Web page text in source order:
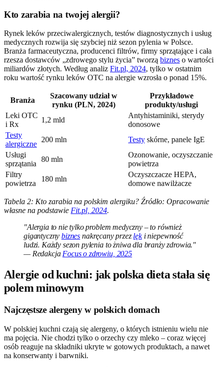
Kto zarabia na twojej alergii?
Rynek leków przeciwalergicznych, testów diagnostycznych i usług
medycznych rozwija się szybciej niż sezon pylenia w Polsce.
Branża farmaceutyczna, producenci filtrów, firmy sprzątające i cała
rzesza dostawców „zdrowego stylu życia” tworzą biznes o wartości
miliardów złotych. Według analiz Fit.pl, 2024, tylko w ostatnim
roku wartość rynku leków OTC na alergie wzrosła o ponad 15%.
Branża
Szacowany udział w
rynku (PLN, 2024)
Przykładowe
produkty/usługi
Leki OTC
i Rx
1,2 mld
Antyhistaminiki, sterydy
donosowe
Testy
alergiczne
200 mln Testy skórne, panele IgE
Usługi
sprzątania
80 mln
Ozonowanie, oczyszczanie
powietrza
Filtry
powietrza
180 mln
Oczyszczacze HEPA,
domowe nawilżacze
Tabela 2: Kto zarabia na polskim alergiku? Źródło: Opracowanie
własne na podstawie Fit.pl, 2024.
"Alergia to nie tylko problem medyczny – to również
gigantycznybiznes nakręcany przez lęki niepewność
ludzi. Każdy sezon pylenia to żniwa dla branży zdrowia."
— Redakcja Focus o zdrowiu, 2025
Alergie od kuchni: jak polska dieta stała się
polem minowym
Najczęstsze alergeny w polskich domach
W polskiej kuchni czają się alergeny, o których istnieniu wielu nie
ma pojęcia. Nie chodzi tylko o orzechy czy mleko – coraz więcej
osób reaguje na składniki ukryte w gotowych produktach, a nawet
na konserwanty i barwniki.